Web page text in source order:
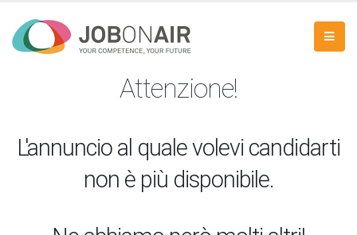
Attenzione!
L'annuncio al quale volevi candidarti
non è più disponibile.